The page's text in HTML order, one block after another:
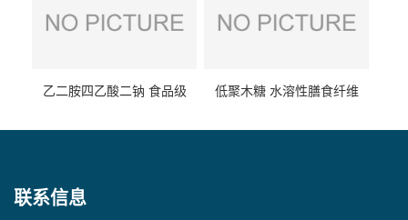
乙二胺四乙酸二钠 食品级
低聚木糖 水溶性膳食纤维
联系信息